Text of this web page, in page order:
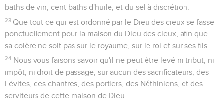
baths de vin, cent baths d'huile, et du sel à discrétion.
23 Que tout ce qui est ordonné par le Dieu des cieux se fasse
ponctuellement pour la maison du Dieu des cieux, afin que
sa colère ne soit pas sur le royaume, sur le roi et sur ses fils.
24 Nous vous faisons savoir qu'il ne peut être levé ni tribut, ni
impôt, ni droit de passage, sur aucun des sacrificateurs, des
Lévites, des chantres, des portiers, des Néthiniens, et des
serviteurs de cette maison de Dieu.